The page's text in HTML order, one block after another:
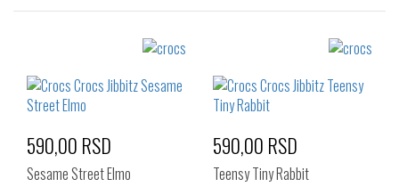
Izaberi željeni broj: Izaberi željeni broj:
590,00 RSD
Sesame Street Elmo
590,00 RSD
Teensy Tiny Rabbit